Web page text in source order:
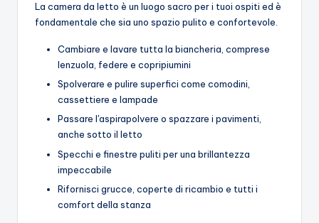
La camera da letto è un luogo sacro per i tuoi ospiti ed è
fondamentale che sia uno spazio pulito e confortevole.
Cambiare e lavare tutta la biancheria, comprese
lenzuola, federe e copripiumini
Spolverare e pulire superfici come comodini,
cassettiere e lampade
Passare l'aspirapolvere o spazzare i pavimenti,
anche sotto il letto
Specchi e finestre puliti per una brillantezza
impeccabile
Rifornisci grucce, coperte di ricambio e tutti i
comfort della stanza